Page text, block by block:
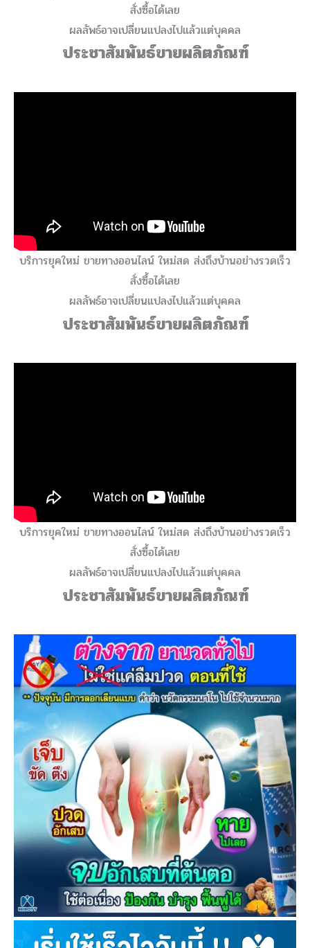
สั่งซื้อได้เลย
ผลลัพธ์อาจเปลี่ยนแปลงไปแล้วแต่บุคคล
ประชาสัมพันธ์ขายผลิตภัณฑ์
บริการยุคใหม่ ขายทางออนไลน์ ใหม่สด ส่งถึงบ้านอย่างรวดเร็ว
สั่งซื้อได้เลย
ผลลัพธ์อาจเปลี่ยนแปลงไปแล้วแต่บุคคล
ประชาสัมพันธ์ขายผลิตภัณฑ์
บริการยุคใหม่ ขายทางออนไลน์ ใหม่สด ส่งถึงบ้านอย่างรวดเร็ว
สั่งซื้อได้เลย
ผลลัพธ์อาจเปลี่ยนแปลงไปแล้วแต่บุคคล
ประชาสัมพันธ์ขายผลิตภัณฑ์